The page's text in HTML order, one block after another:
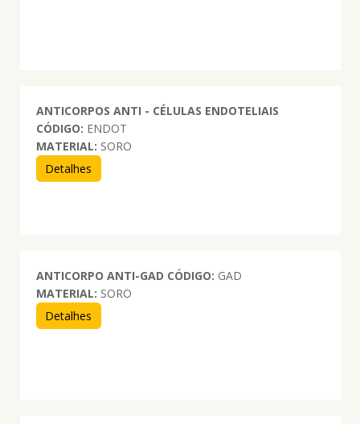
ANTICORPOS ANTI - CÉLULAS ENDOTELIAIS
CÓDIGO: ENDOT
MATERIAL: SORO
Detalhes
ANTICORPO ANTI-GAD CÓDIGO: GAD
MATERIAL: SORO
Detalhes